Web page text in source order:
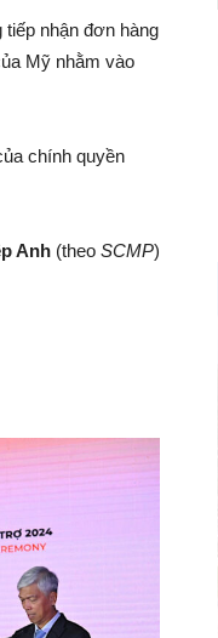
nhận đơn hàng
Mỹ nhằm vào
chính quyền
Anh (theo SCMP)